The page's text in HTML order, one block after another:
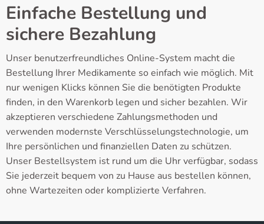
Einfache Bestellung und
sichere Bezahlung
Unser benutzerfreundliches Online-System macht die
Bestellung Ihrer Medikamente so einfach wie möglich. Mit
nur wenigen Klicks können Sie die benötigten Produkte
finden, in den Warenkorb legen und sicher bezahlen. Wir
akzeptieren verschiedene Zahlungsmethoden und
verwenden modernste Verschlüsselungstechnologie, um
Ihre persönlichen und finanziellen Daten zu schützen.
Unser Bestellsystem ist rund um die Uhr verfügbar, sodass
Sie jederzeit bequem von zu Hause aus bestellen können,
ohne Wartezeiten oder komplizierte Verfahren.